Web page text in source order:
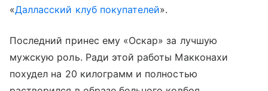
«Далласский клуб покупателей».
Последний принес ему «Оскар» за лучшую
мужскую роль. Ради этой работы Макконахи
похудел на 20 килограмм и полностью